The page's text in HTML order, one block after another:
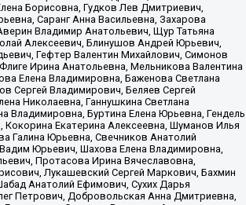
Борисовна, Гудков Лев Дмитриевич,
Саранг Анна Васильевна, Захарова
Владимир Анатольевич, Щур Татьяна
Алексеевич, Блинушов Андрей Юрьевич,
Гефтер Валентин Михайлович, Симонов
Ирина Анатольевна, Мельникова Валентина
Елена Владимировна, Баженова Светлана
Сергей Владимирович, Беляев Сергей
Николаевна, Ганнушкина Светлана
Владимировна, Буртина Елена Юрьевна, Гендель
Екатерина Алексеевна, Шуманов Илья
Галина Юрьевна, Свечников Анатолий
Юрьевич, Шахова Елена Владимировна,
Протасова Ирина Вячеславовна,
Лукашевский Сергей Маркович, Бахмин
Анатолий Ефимович, Сухих Дарья
Петрович, Добровольская Анна Дмитриевна,